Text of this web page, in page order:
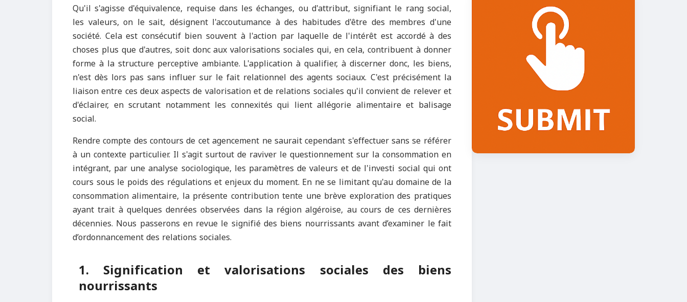
Qu'il s'agisse d'équivalence, requise dans les échanges, ou d'attribut, signifiant le rang social,
les valeurs, on le sait, désignent l'accoutumance à des habitudes d'être des membres d'une
société. Cela est consécutif bien souvent à l'action par laquelle de l'intérêt est accordé à des
choses plus que d'autres, soit donc aux valorisations sociales qui, en cela, contribuent à donner
forme à la structure perceptive ambiante. L'application à qualifier, à discerner donc, les biens,
n'est dès lors pas sans influer sur le fait relationnel des agents sociaux. C'est précisément la
liaison entre ces deux aspects de valorisation et de relations sociales qu'il convient de relever et
d'éclairer, en scrutant notamment les connexités qui lient allégorie alimentaire et balisage
social.
Rendre compte des contours de cet agencement ne saurait cependant s'effectuer sans se référer
à un contexte particulier. Il s'agit surtout de raviver le questionnement sur la consommation en
intégrant, par une analyse sociologique, les paramètres de valeurs et de l'investi social qui ont
cours sous le poids des régulations et enjeux du moment. En ne se limitant qu'au domaine de la
consommation alimentaire, la présente contribution tente une brève exploration des pratiques
ayant trait à quelques denrées observées dans la région algéroise, au cours de ces dernières
décennies. Nous passerons en revue le signifié des biens nourrissants avant d’examiner le fait
d’ordonnancement des relations sociales.
1. Signification et valorisations sociales des biens
nourrissants